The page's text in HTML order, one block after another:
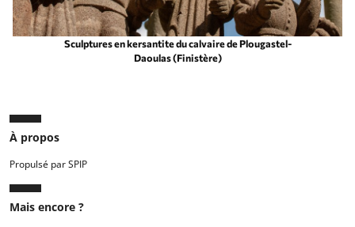
Sculptures en kersantite du calvaire de Plougastel-
Daoulas (Finistère)
À propos
Propulsé par SPIP
Mais encore ?